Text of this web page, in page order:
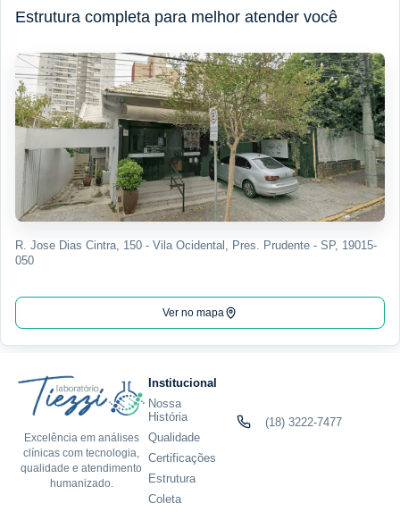
Estrutura completa para melhor atender você
R. Jose Dias Cintra, 150 - Vila Ocidental, Pres. Prudente - SP, 19015-
050
Ver no mapa
Excelência em análises
clínicas com tecnologia,
qualidade e atendimento
humanizado.
Institucional
Nossa
História
Qualidade
Certificações
Estrutura
Coleta
(18) 3222-7477